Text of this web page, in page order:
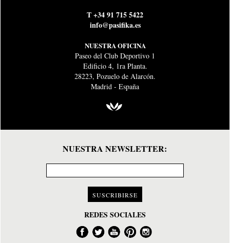
T +34 91 715 5422
info@pasifika.es
NUESTRA OFICINA
Paseo del Club Deportivo 1
Edificio 4, 1ra Planta.
28223, Pozuelo de Alarcón.
Madrid - España
NUESTRA NEWSLETTER:
SUSCRIBIRSE
REDES SOCIALES
FacebookTwitterYoutubePinterestInstagram